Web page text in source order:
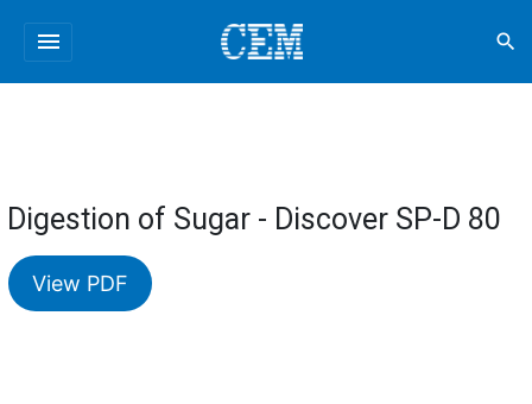
menu search
Digestion of Sugar - Discover SP-D 80
View PDF